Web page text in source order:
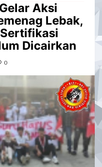
Aksi
Lebak,
Dicairkan
0